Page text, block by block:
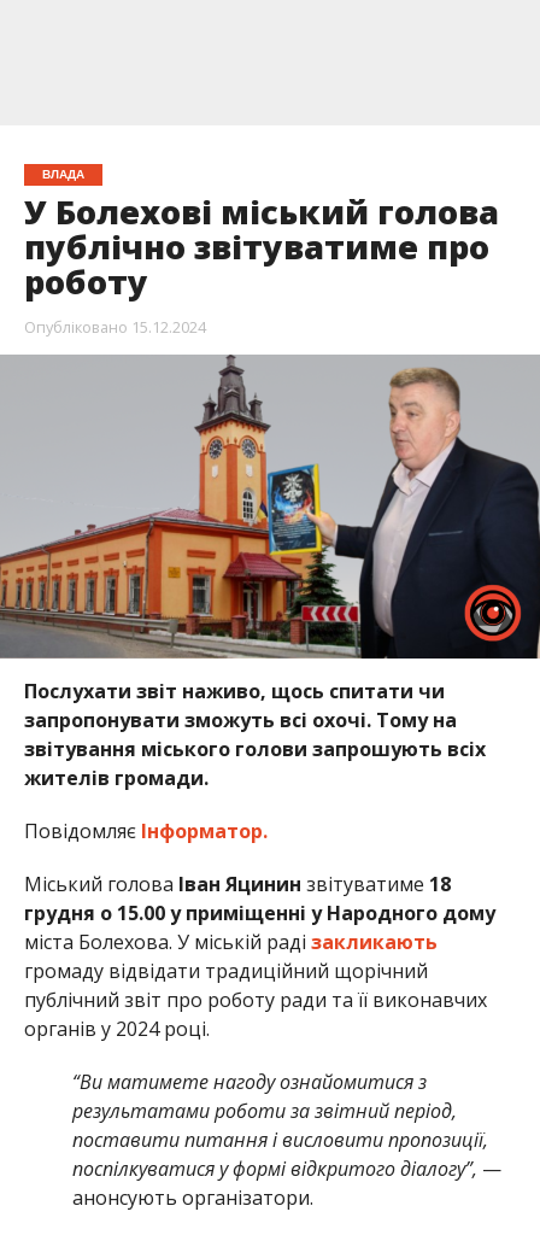
ВЛАДА
У Болехові міський голова
публічно звітуватиме про
роботу
Опубліковано 15.12.2024
Послухати звіт наживо, щось спитати чи
запропонувати зможуть всі охочі. Тому на
звітування міського голови запрошують всіх
жителів громади.
Повідомляє Інформатор.
Міський голова Іван Яцинин звітуватиме 18
грудня о 15.00 у приміщенні у Народного дому
міста Болехова. У міській раді закликають
громаду відвідати традиційний щорічний
публічний звіт про роботу ради та її виконавчих
органів у 2024 році.
“Ви матимете нагоду ознайомитися з
результатами роботи за звітний період,
поставити питання і висловити пропозиції,
поспілкуватися у формі відкритого діалогу”, —
анонсують організатори.